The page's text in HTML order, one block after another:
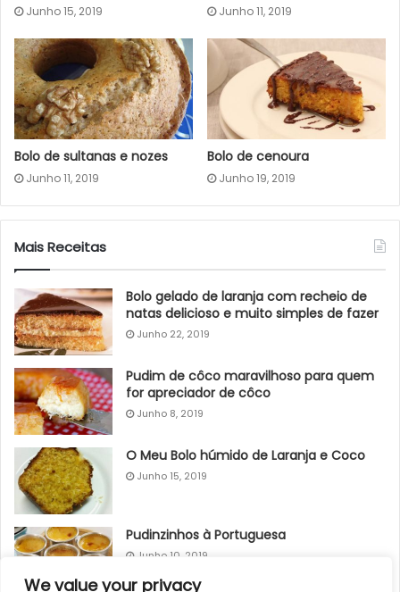
We value your privacy
Junho 15, 2019 Junho 11, 2019
Bolo de sultanas e nozes
Junho 11, 2019
Bolo de cenoura
Junho 19, 2019
Mais Receitas
Bolo gelado de laranja com recheio de
natas delicioso e muito simples de fazer
Junho 22, 2019
Pudim de côco maravilhoso para quem
for apreciador de côco
Junho 8, 2019
O Meu Bolo húmido de Laranja e Coco
Junho 15, 2019
Pudinzinhos à Portuguesa
Junho 10, 2019